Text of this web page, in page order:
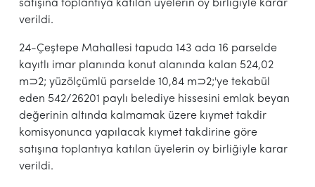
satışına toplantıya katılan üyelerin oy birliğiyle karar
verildi.
24-Çeştepe Mahallesi tapuda 143 ada 16 parselde
kayıtlı imar planında konut alanında kalan 524,02
m⊃2; yüzölçümlü parselde 10,84 m⊃2;'ye tekabül
eden 542/26201 paylı belediye hissesini emlak beyan
değerinin altında kalmamak üzere kıymet takdir
komisyonunca yapılacak kıymet takdirine göre
satışına toplantıya katılan üyelerin oy birliğiyle karar
verildi.